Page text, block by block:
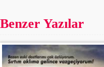
Benzer Yazılar